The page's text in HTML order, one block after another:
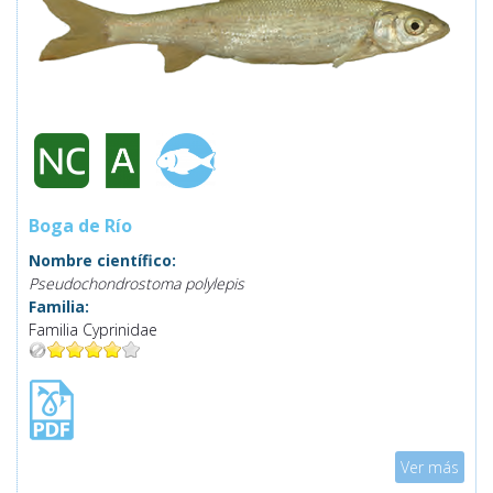
Boga de Río
Nombre científico:
Pseudochondrostoma polylepis
Familia:
Familia Cyprinidae
Mostrar
Ver más